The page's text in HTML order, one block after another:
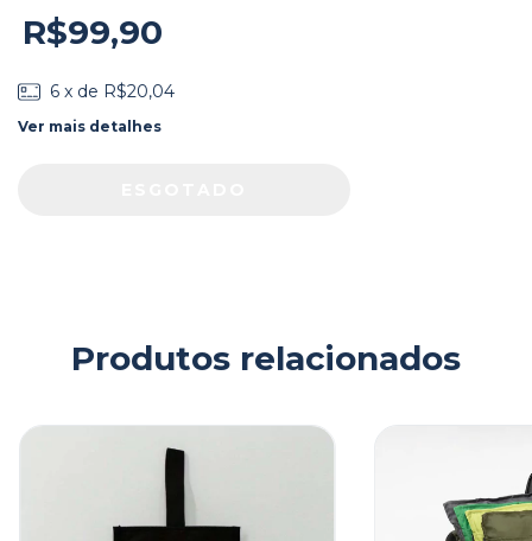
R$99,90
6 x de R$20,04
Ver mais detalhes
Produtos relacionados